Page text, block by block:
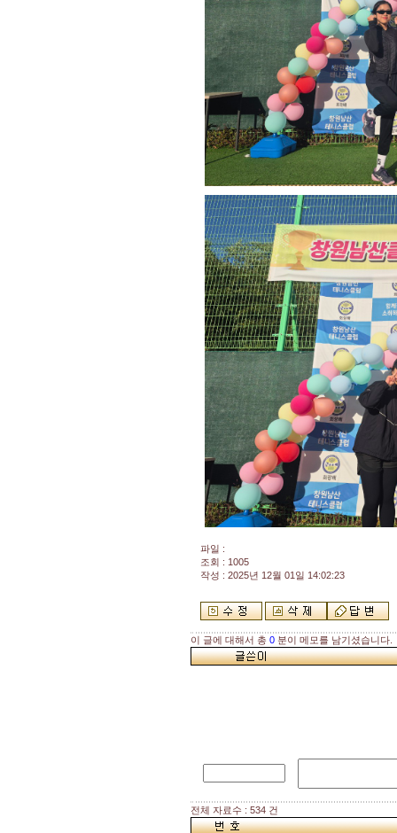
파일 :
조회 : 1005
작성 : 2025년 12월 01일 14:02:23
이 글에 대해서 총 0 분이 메모를 남기셨습니다.
전체 자료수 : 534 건